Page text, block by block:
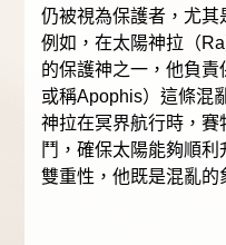
仍被視為保護者，尤其
例如，在太陽神拉（
的保護神之一，他負責
或稱Apophis）這條混
神拉在冥界航行時，
鬥，確保太陽能夠順
雙重性，他既是混亂的